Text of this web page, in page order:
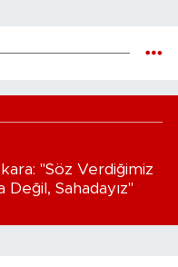
"Söz Verdiğimiz
Değil, Sahadayız"